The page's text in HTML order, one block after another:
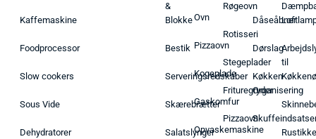
Kaffemaskine
Foodprocessor
Slow cookers
Sous Vide
Dehydratorer
&
Blokke
Bestik
Serveringsredskaber
Skærebrætter
Salatslynger
Ovn
Pizzaovn
Kogeplade
Gaskomfur
Opvaskemaskine
Røgeovn
Rotisseri
Stegeplader
Frituregryder
Pizzaovn
Dåseåbner
Dørslag
Køkken
Organisering
til
Rustikke